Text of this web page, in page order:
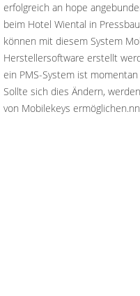
erfolgreich an hope
beim Hotel Wiental in
können mit diesem System
Herstellersoftware erstellt
ein PMS-System ist
Sollte sich dies Ändern,
von Mobilekeys ermöglichen.nn